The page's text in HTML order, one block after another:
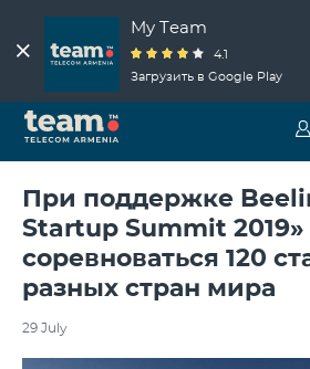
My Team
4.1
Загрузить в Google Play
При поддержке
Startup Summit 2019»
соревноваться 120
разных стран мира
29 July